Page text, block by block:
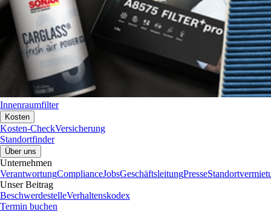
Innenraumfilter
Kosten
Kosten-CheckVersicherung
Standortfinder
Über uns
Unternehmen
VerantwortungComplianceJobsGeschäftsleitungPresse
Unser Beitrag
BeschwerdestelleVerhaltenskodex
Termin buchen